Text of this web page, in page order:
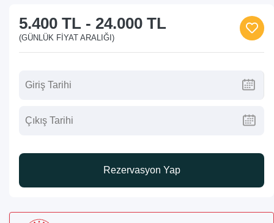
5.400 TL - 24.000 TL
(GÜNLÜK FIYAT ARALIĞI)
Rezervasyon Yap